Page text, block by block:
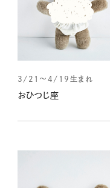
3/21～4/19生まれ
おひつじ座